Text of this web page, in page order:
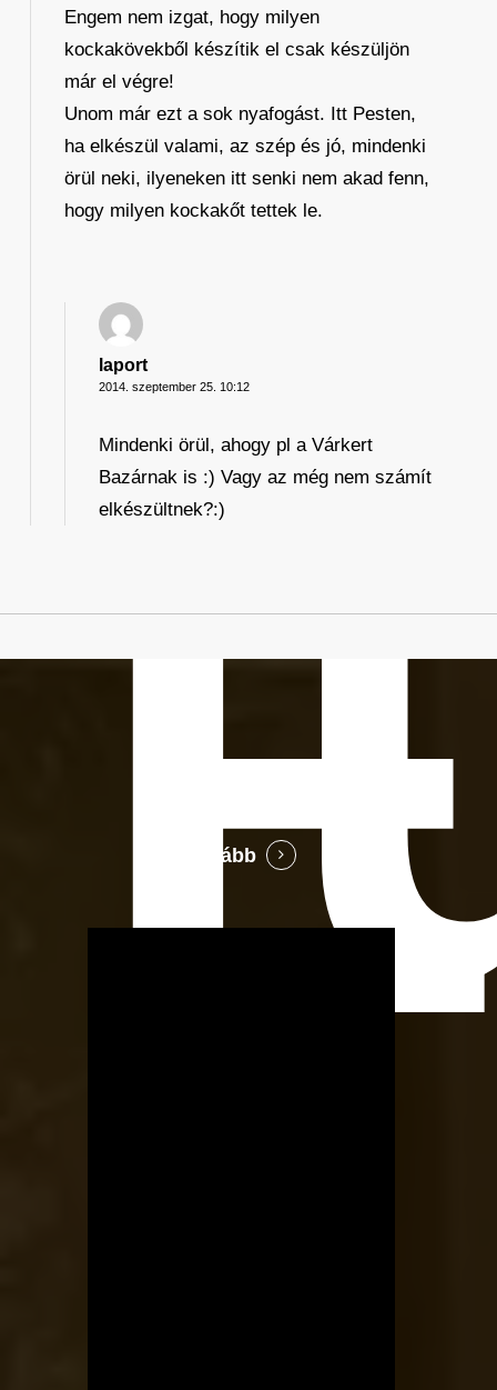
Engem nem izgat, hogy milyen
kockakövekből készítik el csak készüljön
már el végre!
Unom már ezt a sok nyafogást. Itt Pesten,
ha elkészül valami, az szép és jó, mindenki
örül neki, ilyeneken itt senki nem akad fenn,
hogy milyen kockakőt tettek le.
laport
2014. szeptember 25. 10:12
Mindenki örül, ahogy pl a Várkert
Bazárnak is :) Vagy az még nem számít
elkészültnek?:)
Tovább